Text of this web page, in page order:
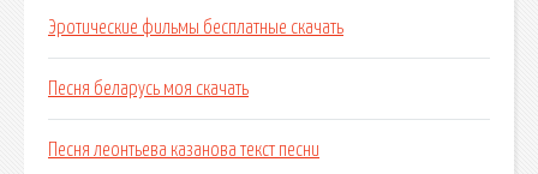
Эротические фильмы бесплатные скачать
Песня беларусь моя скачать
Песня леонтьева казанова текст песни